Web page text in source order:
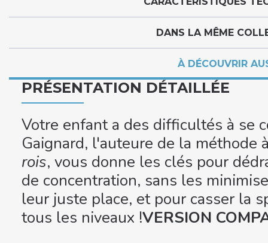
DANS LA MÊME
À DÉCOUVRIR
PRÉSENTATION DÉTAILLÉE
Votre enfant a des difficultés à se
Gaignard, l'auteure de la méthode
rois, vous donne les clés pour
de concentration, sans les
leur juste place, et pour casser la
tous les niveaux !VERSION